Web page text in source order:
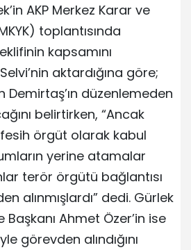
AKP Merkez Karar ve
toplantısında
kapsamını
aktardığına göre;
Demirtaş’ın düzenlemeden
belirtirken, “Ancak
örgüt olarak kabul
yerine atamalar
terör örgütü bağlantısı
alınmışlardı” dedi. Gürlek
Başkanı Ahmet Özer’in ise
görevden alındığını